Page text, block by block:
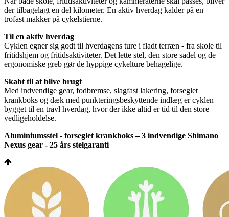
der tilbagelagt en del kilometer. En aktiv hverdag kalder på en
trofast makker på cykelstierne.
Til en aktiv hverdag
Cyklen egner sig godt til hverdagens ture i fladt terræn - fra skole til
fritidshjem og fritidsaktiviteter. Det lette stel, den store sadel og de
ergonomiske greb gør de hyppige cykelture behagelige.
Skabt til at blive brugt
Med indvendige gear, fodbremse, slagfast lakering, forseglet
krankboks og dæk med punkteringsbeskyttende indlæg er cyklen
bygget til en travl hverdag, hvor der ikke altid er tid til den store
vedligeholdelse.
Aluminiumsstel - forseglet krankboks – 3 indvendige Shimano
Nexus gear - 25 års stelgaranti